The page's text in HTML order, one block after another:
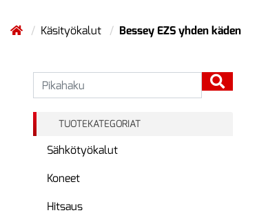
Käsityökalut Bessey EZS yhden käden
TUOTEKATEGORIAT
Sähkötyökalut
Koneet
Hitsaus